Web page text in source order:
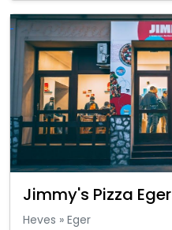
Jimmy's Pizza Eger
Heves » Eger